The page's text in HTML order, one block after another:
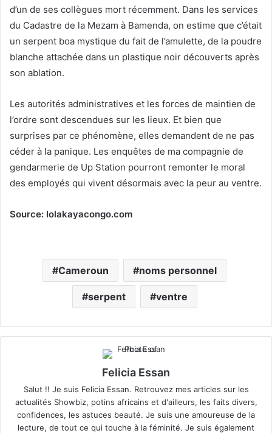
d’un de ses collègues mort récemment. Dans les services
du Cadastre de la Mezam à Bamenda, on estime que c’était
un serpent boa mystique du fait de l’amulette, de la poudre
blanche attachée dans un plastique noir découverts après
son ablation.
Les autorités administratives et les forces de maintien de
l’ordre sont descendues sur les lieux. Et bien que
surprises par ce phénomène, elles demandent de ne pas
céder à la panique. Les enquêtes de ma compagnie de
gendarmerie de Up Station pourront remonter le moral
des employés qui vivent désormais avec la peur au ventre.
Source: lolakayacongo.com
Cameroun noms personnel
serpent ventre
Felicia Essan
Salut !! Je suis Felicia Essan. Retrouvez mes articles sur les
actualités Showbiz, potins africains et d'ailleurs, les faits divers,
confidences, les astuces beauté. Je suis une amoureuse de la
lecture, de tout ce qui touche à la féminité. Je suis également